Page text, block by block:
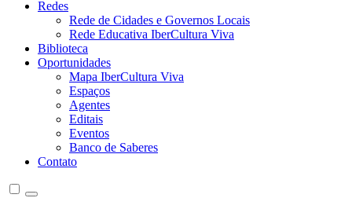
Redes
Rede de Cidades e Governos Locais
Rede Educativa IberCultura Viva
Biblioteca
Oportunidades
Mapa IberCultura Viva
Espaços
Agentes
Editais
Eventos
Banco de Saberes
Contato